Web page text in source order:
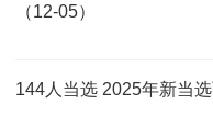
（12-05）
144人当选 2025年新当